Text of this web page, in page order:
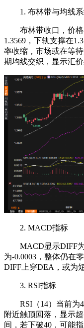
1. 布林带与均线
布林带收口，价
1.3569，下轨支撑在
率收缩，市场或在等
期均线交织，显示汇价
2. MACD指标
MACD显示DIFF
为-0.0003，整体仍在
DIFF上穿DEA，或为
3. RSI指标
RSI（14）当前为
附近触顶回落，显示
间，若下破40，可能